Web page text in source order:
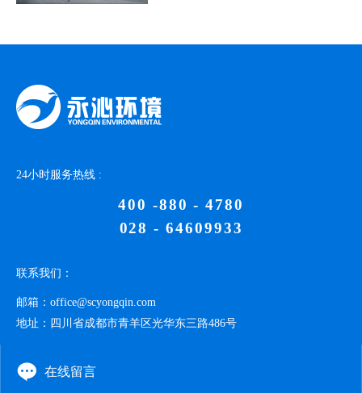
24小时服务热线 :
400 -880 - 4780
028 - 64609933
联系我们：
邮箱： office@scyongqin.com
地址： 四川省成都市青羊区光华东三路486号
在线留言